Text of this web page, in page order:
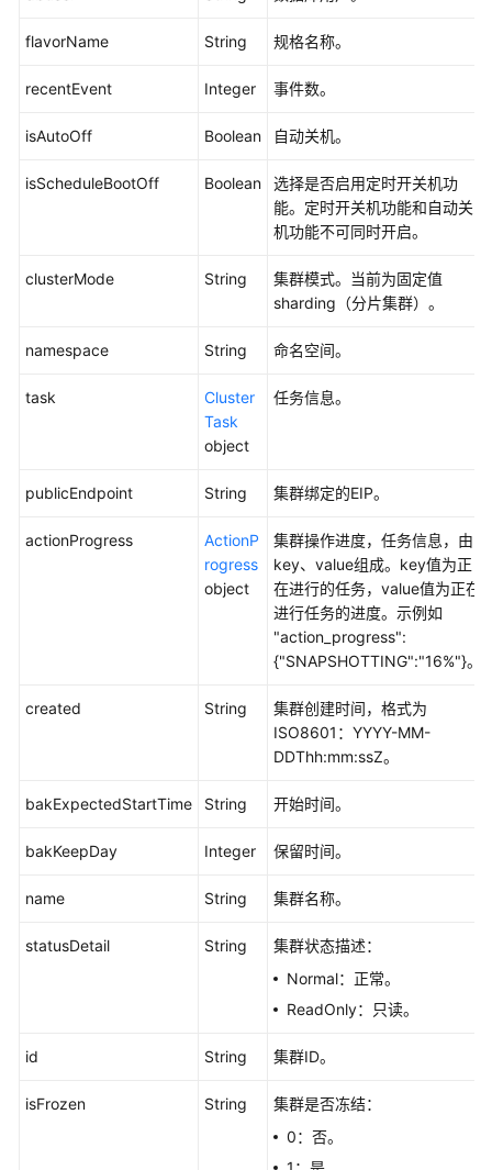
群
DeleteCluster
所
区
的
ShowDatastores
ShowFlavors
查
详
flavorName String 规格名称。
recentEvent Integer 事件数。
isAutoOff Boolean 自动关机。
isScheduleBootOff Boolean
选择是否启用定时开关机功
能。定时开关机功能和自动关
机功能不可同时开启。
clusterMode String
集群模式。当前为固定值
sharding（分片集群）。
namespace String 命名空间。
task
Cluster
Task
object
任务信息。
publicEndpoint String 集群绑定的EIP。
actionProgress
ActionP
rogress
object
集群操作进度，任务信息，由
key、value组成。key值为正
在进行的任务，value值为正在
进行任务的进度。示例如
"action_progress":
{"SNAPSHOTTING":"16%"}。
created String
集群创建时间，格式为
ISO8601：YYYY-MM-
DDThh:mm:ssZ。
bakExpectedStartTime String 开始时间。
bakKeepDay Integer 保留时间。
name String 集群名称。
statusDetail String
集群状态描述：
Normal：正常。
ReadOnly：只读。
id String 集群ID。
isFrozen String
集群是否冻结：
0：否。